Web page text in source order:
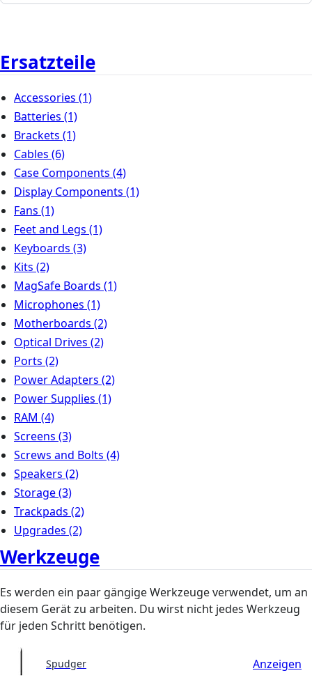
Ersatzteile
Accessories (1)
Batteries (1)
Brackets (1)
Cables (6)
Case Components (4)
Display Components (1)
Fans (1)
Feet and Legs (1)
Keyboards (3)
Kits (2)
MagSafe Boards (1)
Microphones (1)
Motherboards (2)
Optical Drives (2)
Ports (2)
Power Adapters (2)
Power Supplies (1)
RAM (4)
Screens (3)
Screws and Bolts (4)
Speakers (2)
Storage(3)
Trackpads (2)
Upgrades (2)
Werkzeuge
Es werden ein paar gängige Werkzeuge verwendet, um an
diesem Gerät zu arbeiten. Du wirst nicht jedes Werkzeug
für jeden Schritt benötigen.
Spudger Anzeigen